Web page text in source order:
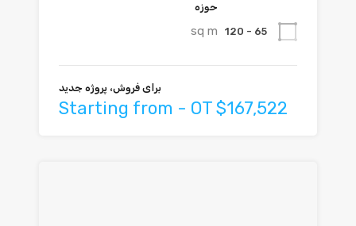
حوزه
65 - 120
sq m
برای فروش، پروژه جدید
Starting from - OT $167,522